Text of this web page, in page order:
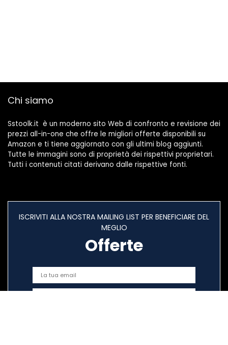
Chi siamo
Sstoolk.it è un moderno sito Web di confronto e revisione dei
prezzi all-in-one che offre le migliori offerte disponibili su
Amazon e ti tiene aggiornato con gli ultimi blog aggiunti.
Tutte le immagini sono di proprietà dei rispettivi proprietari.
Tutti i contenuti citati derivano dalle rispettive fonti.
ISCRIVITI ALLA NOSTRA MAILING LIST PER BENEFICIARE DEL
MEGLIO
Offerte